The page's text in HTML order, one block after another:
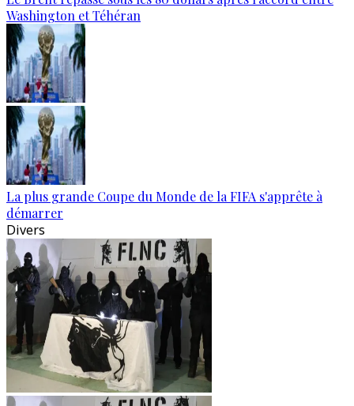
Washington et Téhéran
La plus grande Coupe du Monde de la FIFA s'apprête à
démarrer
Divers